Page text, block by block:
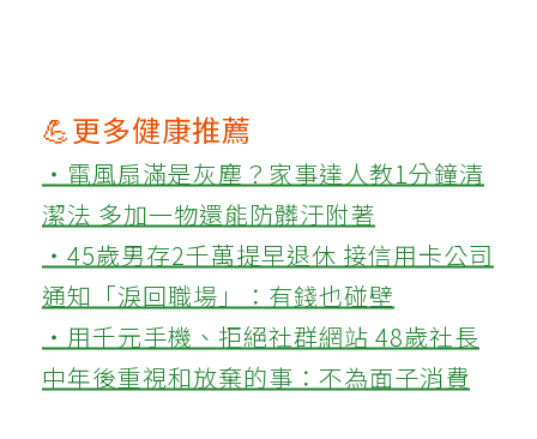
💪更多健康推薦
‧電風扇滿是灰塵？家事達人教1分鐘清
潔法 多加一物還能防髒汙附著
‧45歲男存2千萬提早退休 接信用卡公司
通知「淚回職場」：有錢也碰壁
‧用千元手機、拒絕社群網站 48歲社長
中年後重視和放棄的事：不為面子消費